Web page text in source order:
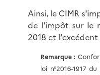
Ainsi, le CIMR
de l'impôt sur le
2018 et
Remarque :
loi n°2016-1917